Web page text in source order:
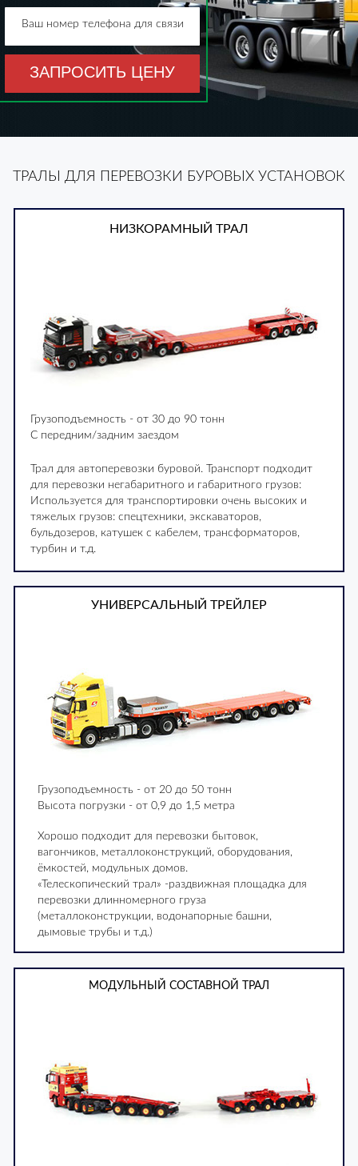
ЗАПРОСИТЬ ЦЕНУ
Ваш номер телефона для связи
ТРАЛЫ ДЛЯ ПЕРЕВОЗКИ БУРОВЫХ УСТАНОВОК
НИЗКОРАМНЫЙ ТРАЛ
Грузоподъемность - от 30 до 90 тонн
С передним/задним заездом
Трал для автоперевозки буровой. Транспорт подходит
для перевозки негабаритного и габаритного грузов:
Используется для транспортировки очень высоких и
тяжелых грузов: спецтехники, экскаваторов,
бульдозеров, катушек с кабелем, трансформаторов,
турбин и т.д.
УНИВЕРСАЛЬНЫЙ ТРЕЙЛЕР
Грузоподъемность - от 20 до 50 тонн
Высота погрузки - от 0,9 до 1,5 метра
Хорошо подходит для перевозки бытовок,
вагончиков, металлоконструкций, оборудования,
ёмкостей, модульных домов.
«Телескопический трал» -раздвижная площадка для
перевозки длинномерного груза
(металлоконструкции, водонапорные башни,
дымовые трубы и т.д.)
МОДУЛЬНЫЙ СОСТАВНОЙ ТРАЛ